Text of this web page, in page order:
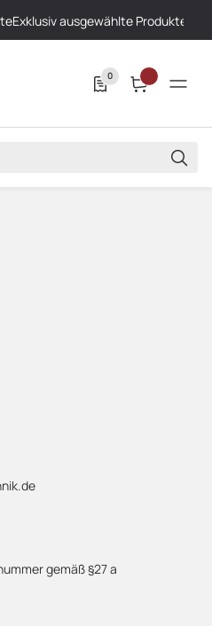
Exklusiv ausgewählte Produkte
0
gemäß §27 a